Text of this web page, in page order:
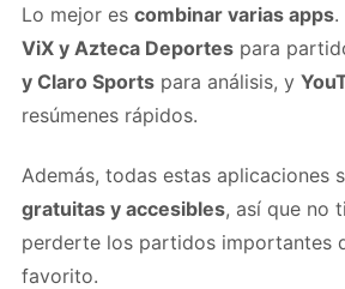
Lo mejor es combinar varias apps.
ViX y Azteca Deportes para
y Claro Sports para análisis, y
resúmenes rápidos.
Además, todas estas aplicaciones
gratuitas y accesibles, así que no
perderte los partidos importantes
favorito.